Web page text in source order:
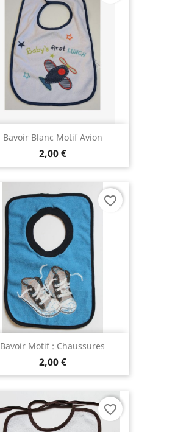
Bavoir Blanc Motif Avion
2,00 €
Bavoir Motif : Chaussures
2,00 €
favorite_border
favorite_border